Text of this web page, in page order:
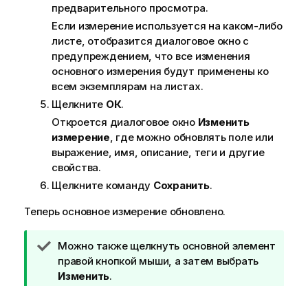
предварительного просмотра.
Если измерение используется на каком-либо
листе, отобразится диалоговое окно с
предупреждением, что все изменения
основного измерения будут применены ко
всем экземплярам на листах.
Щелкните ОК.
Откроется диалоговое окно Изменить
измерение , где можно обновлять полеили
выражение, имя, описание, теги и другие
свойства.
Щелкните команду Сохранить.
Теперь основное измерение обновлено.
П
р
и
Можно также щелкнуть основной элемент
правой кнопкой мыши, а затем выбрать
Изменить.